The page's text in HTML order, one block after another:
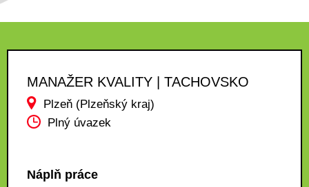
MANAŽER KVALITY | TACHOVSKO
Plzeň (Plzeňský kraj)
Plný úvazek
Náplň práce